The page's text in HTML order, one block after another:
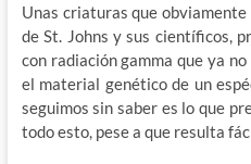
Unas criaturas que
de St. Johns y sus científicos,
con radiación gamma que ya
el material genético de un
seguimos sin saber es lo que
todo esto, pese a que resulta